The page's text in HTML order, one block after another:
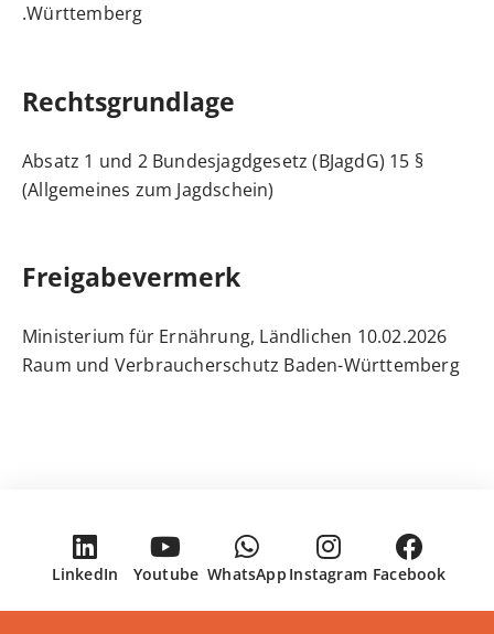
Württemberg.
Rechtsgrundlage
§ 15 Absatz 1 und 2 Bundesjagdgesetz (BJagdG)
(Allgemeines zum Jagdschein)
Freigabevermerk
10.02.2026 Ministerium für Ernährung, Ländlichen
Raum und Verbraucherschutz Baden-Württemberg
Facebook
Instagram
WhatsApp
Youtube
LinkedIn